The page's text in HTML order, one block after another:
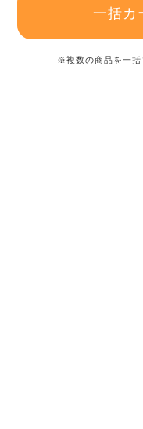
一括カ
※複数の商品を一括